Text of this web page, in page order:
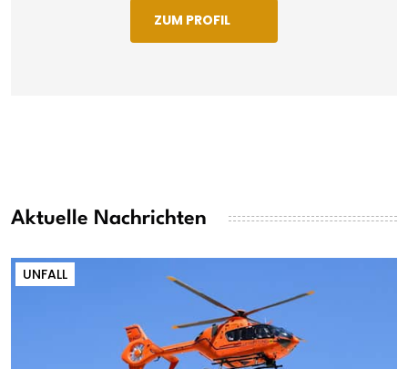
ZUM PROFIL
Aktuelle Nachrichten
UNFALL